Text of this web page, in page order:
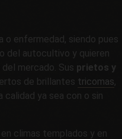
o enfermedad, siendo pues
del autocultivo y quieren
mercado. Sus prietos y
de brillantes tricomas,
calidad ya sea con o sin
climas templados y en